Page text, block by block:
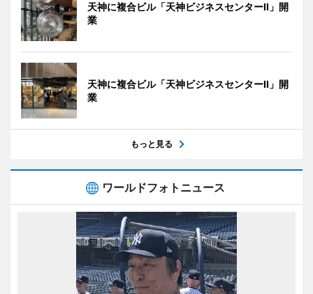
天神に複合ビル「天神ビジネスセンターII」開
業
天神に複合ビル「天神ビジネスセンターII」開
業
もっと見る
ワールドフォトニュース